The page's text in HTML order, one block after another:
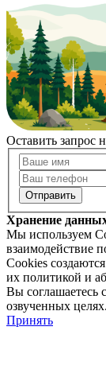
Оставить запрос
Хранение
Мы используем
взаимодействие
Cookies
их политикой и
Вы соглашаетесь
озвученных целях.
Принять